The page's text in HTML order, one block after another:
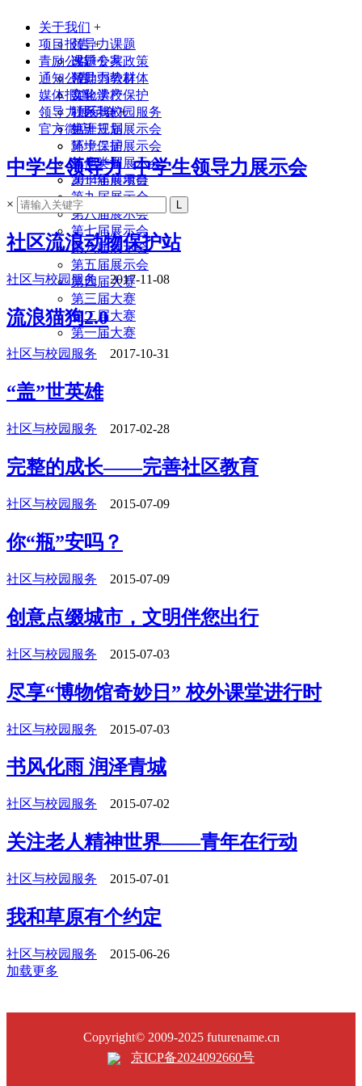
关于我们 +
领导力课题
课题专家
领导力教材
实验学校
联系我们
项目报告 +
改进公共政策
帮助弱势群体
文化遗产保护
社区与校园服务
生涯规划
环境保护
其他类型
2014年前项目
青励公益
通知公告
媒体报道
领导力展示会 +
第十三届展示会
第十二届展示会
第十一届展示会
第十届展示会
第九届展示会
第八届展示会
第七届展示会
第六届展示会
第五届展示会
第四届大赛
第三届大赛
第二届大赛
第一届大赛
官方微店
中学生领导力_中学生领导力展示会
×
社区流浪动物保护站
社区与校园服务2017-11-08
流浪猫狗2.0
社区与校园服务 2017-10-31
“盖”世英雄
社区与校园服务 2017-02-28
完整的成长——完善社区教育
社区与校园服务 2015-07-09
你“瓶”安吗？
社区与校园服务 2015-07-09
创意点缀城市，文明伴您出行
社区与校园服务 2015-07-03
尽享“博物馆奇妙日” 校外课堂进行时
社区与校园服务 2015-07-03
书风化雨 润泽青城
社区与校园服务 2015-07-02
关注老人精神世界——青年在行动
社区与校园服务 2015-07-01
我和草原有个约定
社区与校园服务 2015-06-26
加载更多
Copyright© 2009-2025 futurename.cn
京ICP备2024092660号